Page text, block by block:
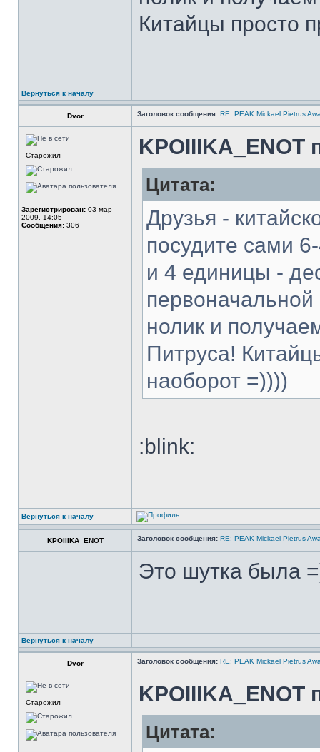
Китайцы просто
Вернуться к началу
Dvor Заголовок сообщения: RE: PEAK Mickael Pietrus
Старожил
Зарегистрирован: 03 мар
2009, 14:05
Сообщения: 306
KPOIIIKA_ENOT
Цитата:
Друзья -
посудите сами
и 4 единицы -
нолик и
Питруса!
наоборот =))))
:blink:
Вернуться к началу
KPOIIIKA_ENOT Заголовок сообщения: RE: PEAK Mickael Pietrus
Это шутка была
Вернуться к началу
Dvor Заголовок сообщения: RE: PEAK Mickael Pietrus
Старожил KPOIIIKA_ENOT
Цитата: